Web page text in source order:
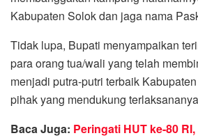
Kabupaten Solok dan jaga nama
Tidak lupa, Bupati menyampaikan
para orang tua/wali yang telah
menjadi putra-putri terbaik
pihak yang mendukung
Baca Juga: Peringati HUT ke-80